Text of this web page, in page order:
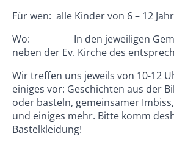
Für wen: alle Kinder von 6 – 12
Wo: In den jeweiligen
neben der Ev. Kirche des
Wir treffen uns jeweils von 10-12
einiges vor: Geschichten aus der
oder basteln, gemeinsamer
und einiges mehr. Bitte komm
Bastelkleidung!